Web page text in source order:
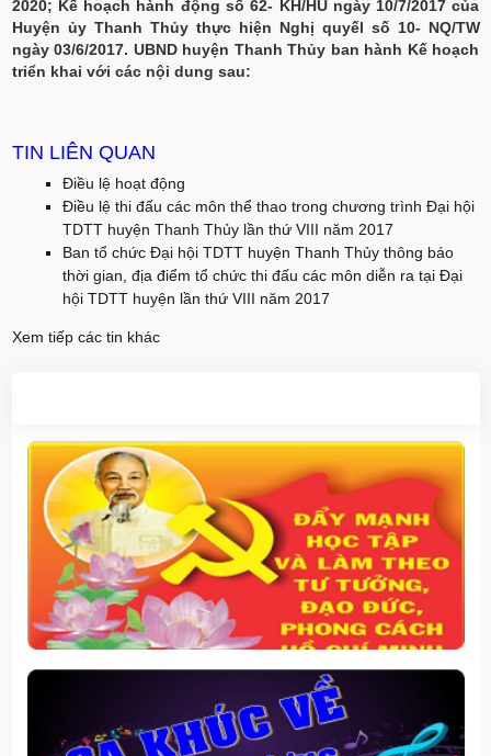
2020; Kế hoạch hành động số 62- KH/HU ngày 10/7/2017 của
Huyện ủy Thanh Thủy thực hiện Nghị quyếl số 10- NQ/TW
ngày 03/6/2017. UBND huyện Thanh Thủy ban hành Kế hoạch
triển khai với các nội dung sau:
TIN LIÊN QUAN
Điều lệ hoạt động
Điều lệ thi đấu các môn thể thao trong chương trình Đại hội
TDTT huyện Thanh Thủy lần thứ VIII năm 2017
Ban tổ chức Đại hội TDTT huyện Thanh Thủy thông báo
thời gian, địa điểm tổ chức thi đấu các môn diễn ra tại Đại
hội TDTT huyện lần thứ VIII năm 2017
Xem tiếp các tin khác